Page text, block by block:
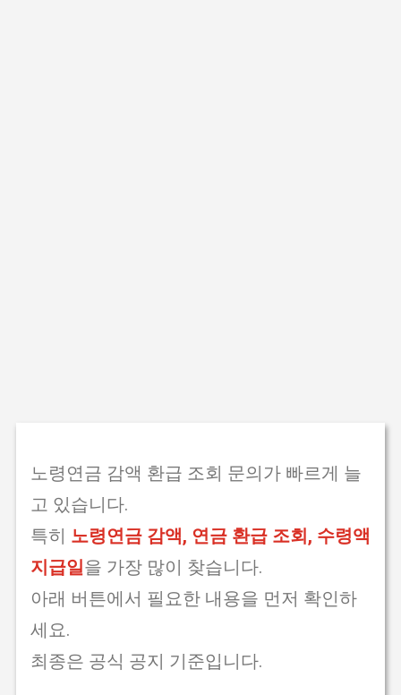
노령연금 감액 환급 조회 문의가 빠르게 늘
고 있습니다.
특히 노령연금 감액, 연금 환급 조회, 수령액
지급일을 가장 많이 찾습니다.
아래 버튼에서 필요한 내용을 먼저 확인하
세요.
최종은 공식 공지 기준입니다.